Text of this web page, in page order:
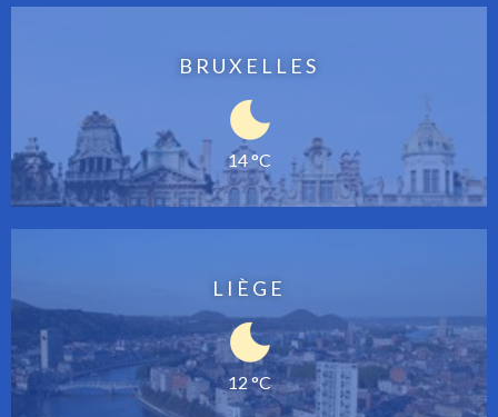
BRUXELLES
14 °C
LIÈGE
12 °C